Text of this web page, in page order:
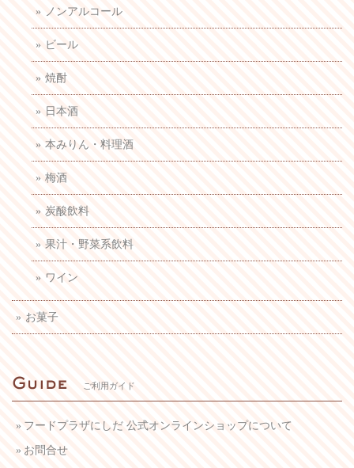
ノンアルコール
ビール
焼酎
日本酒
本みりん・料理酒
梅酒
炭酸飲料
果汁・野菜系飲料
ワイン
お菓子
ご利用ガイド
フードプラザにしだ 公式オンラインショップについて
お問合せ